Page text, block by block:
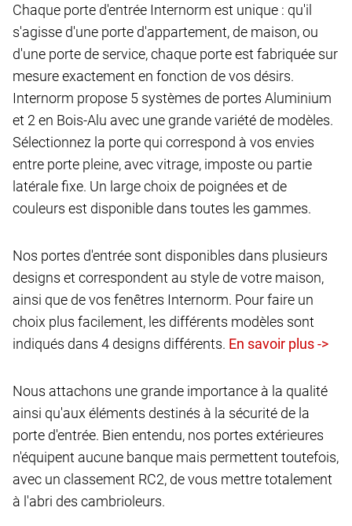
Chaque porte d'entrée Internorm est unique : qu'il
s'agisse d'une porte d'appartement, de maison, ou
d'une porte de service, chaque porte est fabriquée sur
mesure exactement en fonction de vos désirs.
Internorm propose 5 systèmes de portes Aluminium
et 2 en Bois-Alu avec une grande variété de modèles.
Sélectionnez la porte qui correspond à vos envies
entre porte pleine, avec vitrage, imposte ou partie
latérale fixe. Un large choix de poignées et de
couleurs est disponible dans toutes les gammes.
Nos portes d'entrée sont disponibles dans plusieurs
designs et correspondent au style de votre maison,
ainsi que de vos fenêtres Internorm. Pour faire un
choix plus facilement, les différents modèles sont
indiqués dans 4 designs différents.
Nous attachons une grande importance à la qualité
ainsi qu'aux éléments destinés à la sécurité de la
porte d'entrée. Bien entendu, nos portes extérieures
n'équipent aucune banque mais permettent toutefois,
avec un classement RC2, de vous mettre totalement
à l'abri des cambrioleurs.